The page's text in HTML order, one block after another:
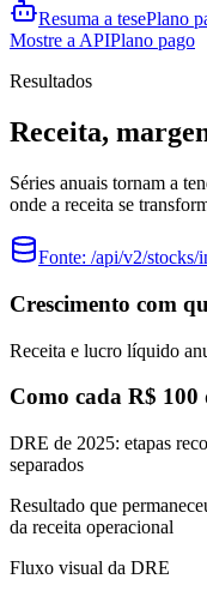
Resuma a tesePlano
Mostre a APIPlano pago
Resultados
Receita,
Séries anuais tornam a
onde a receita se
Fonte: /api/v2/stocks/
Crescimento com
Receita e lucro líquido
Como cada R$
DRE de 2025: etapas
separados
Resultado que
da receita operacional
Fluxo visual da DRE